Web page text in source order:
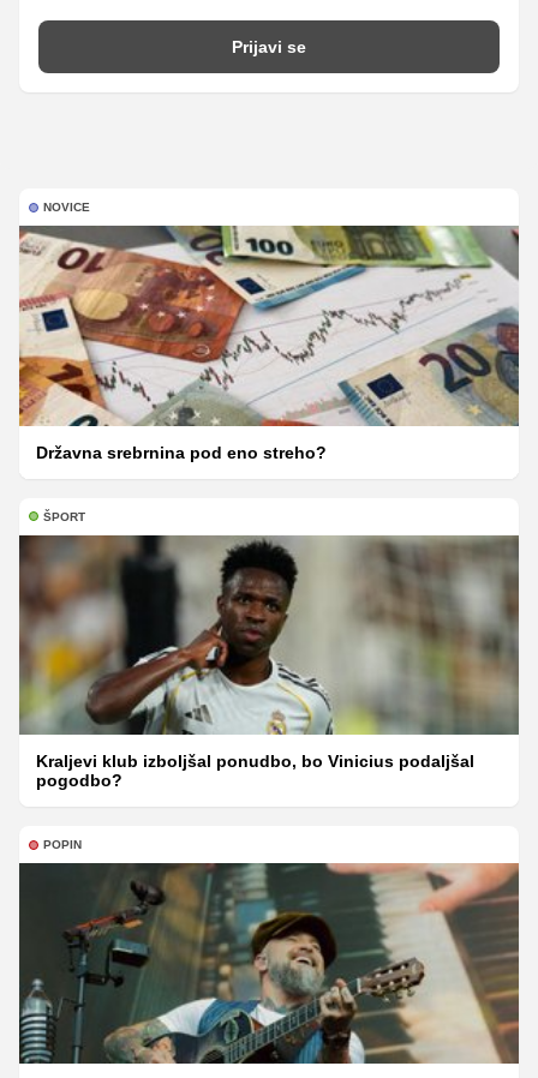
Prijavi se
NOVICE
Državna srebrnina pod eno streho?
ŠPORT
Kraljevi klub izboljšal ponudbo, bo Vinicius podaljšal
pogodbo?
POPIN